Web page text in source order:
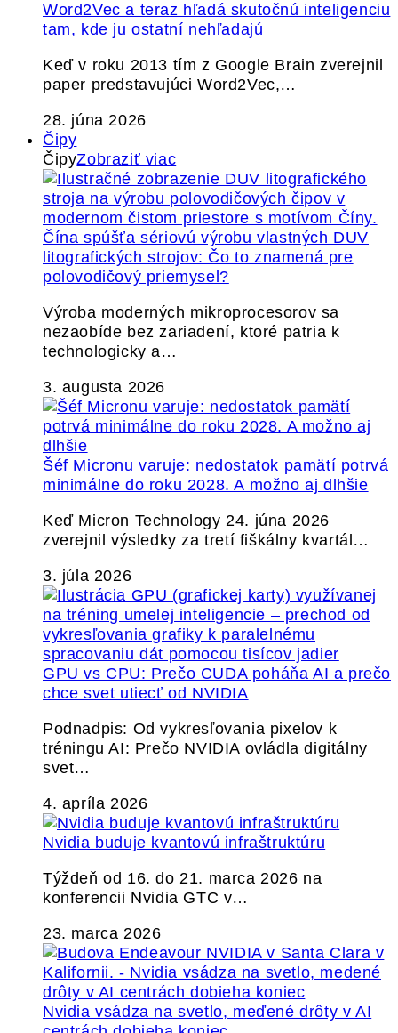
Word2Vec a teraz hľadá skutočnú inteligenciu
tam, kde ju ostatní nehľadajú
Keď v roku 2013 tím z Google Brain zverejnil
paper predstavujúci Word2Vec,…
28. júna 2026
Čipy
ČipyZobraziť viac
Čína spúšťa sériovú výrobu vlastných DUV
litografických strojov: Čo to znamená pre
polovodičový priemysel?
Výroba moderných mikroprocesorov sa
nezaobíde bez zariadení, ktoré patria k
technologicky a…
3. augusta 2026
Šéf Micronu varuje: nedostatok pamätí potrvá
minimálne do roku 2028. A možno aj dlhšie
Keď Micron Technology 24. júna 2026
zverejnil výsledky za tretí fiškálny kvartál…
3. júla 2026
GPU vs CPU: Prečo CUDA poháňa AI a prečo
chce svet utiecť od NVIDIA
Podnadpis: Od vykresľovania pixelov k
tréningu AI: Prečo NVIDIA ovládla digitálny
svet…
4. apríla 2026
Nvidia buduje kvantovú infraštruktúru
Týždeň od 16. do 21. marca 2026 na
konferencii Nvidia GTC v…
23. marca 2026
Nvidia vsádza na svetlo, meďené drôty v AI